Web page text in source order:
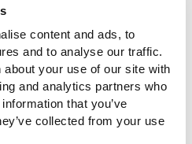
content and ads, to
and to analyse our traffic.
your use of our site with
and analytics partners who
that you’ve
collected from your use